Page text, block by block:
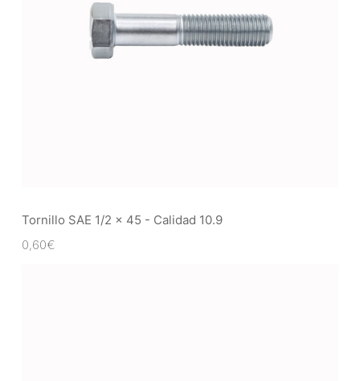
Tornillo SAE 1/2 x 45 - Calidad 10.9
0,60€